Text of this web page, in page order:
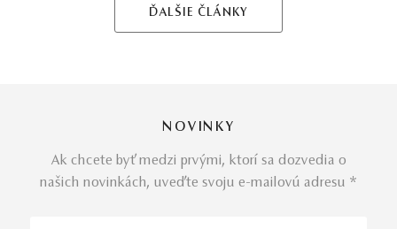
ĎALŠIE ČLÁNKY
NOVINKY
Ak chcete byť medzi prvými, ktorí sa dozvedia o
našich novinkách, uveďte svoju e-mailovú adresu *